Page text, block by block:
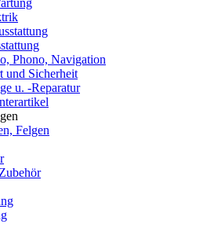
Phono, Navigation
und Sicherheit
u. -Reparatur
Felgen